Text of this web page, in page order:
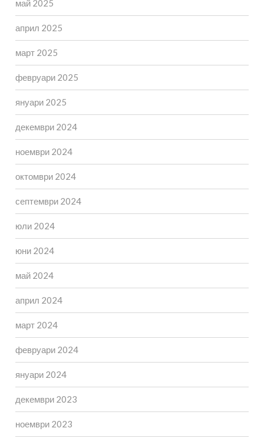
май 2025
април 2025
март 2025
февруари 2025
януари 2025
декември 2024
ноември 2024
октомври 2024
септември 2024
юли 2024
юни 2024
май 2024
април 2024
март 2024
февруари 2024
януари 2024
декември 2023
ноември 2023